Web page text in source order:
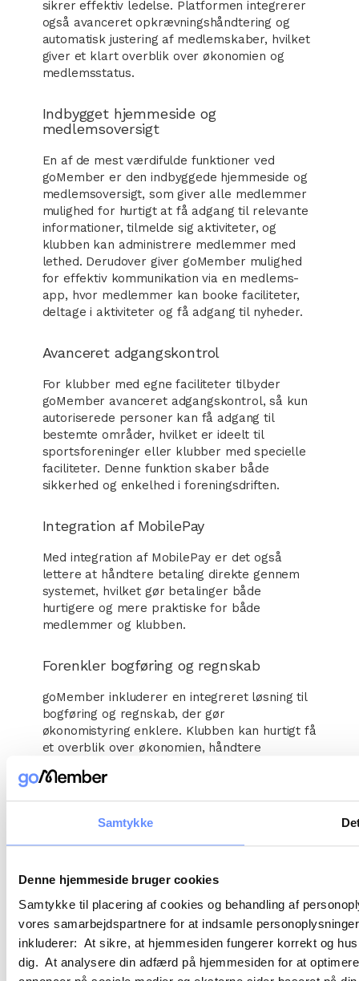
Samtykke
Denne hjemmeside bruger cookies
Samtykke til placering af cookies og behandling af
vores samarbejdspartnere for at indsamle
inkluderer: At sikre, at hjemmesiden fungerer korrekt og
dig. At analysere din adfærd på hjemmesiden for at
sikrer effektiv ledelse. Platformen integrerer
også avanceret opkrævningshåndtering og
automatisk justering af medlemskaber, hvilket
giver et klart overblik over økonomien og
medlemsstatus.
Indbygget hjemmeside og
medlemsoversigt
En af de mest værdifulde funktioner ved
goMember er den indbyggede hjemmeside og
medlemsoversigt, som giver alle medlemmer
mulighed for hurtigt at få adgang til relevante
informationer, tilmelde sig aktiviteter, og
klubben kan administrere medlemmer med
lethed. Derudover giver goMember mulighed
for effektiv kommunikation via en medlems-
app, hvor medlemmer kan booke faciliteter,
deltage i aktiviteter og få adgang til nyheder.
Avanceret adgangskontrol
For klubber med egne faciliteter tilbyder
goMember avanceret adgangskontrol, så kun
autoriserede personer kan få adgang til
bestemte områder, hvilket er ideelt til
sportsforeninger eller klubber med specielle
faciliteter. Denne funktion skaber både
sikkerhed og enkelhed i foreningsdriften.
Integration af MobilePay
Med integration af MobilePay er det også
lettere at håndtere betaling direkte gennem
systemet, hvilket gør betalinger både
hurtigere og mere praktiske for både
medlemmer og klubben.
Forenkler bogføring og regnskab
goMember inkluderer en integreret løsning til
bogføring og regnskab, der gør
økonomistyring enklere. Klubben kan hurtigt få
et overblik over økonomien, håndtere
Optimalt værktøj til holdsport og events
håndtere tilmelding og sende information om
træning og kampe. Dette skaber en
struktureret og professionel tilgang til
foreningsdrift og hjælper med at holde styr på
aktiviteter og deltagere.